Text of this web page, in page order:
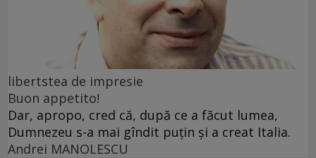
libertstea de impresie
Buon appetito!
Dar, apropo, cred că, după ce a făcut lumea,
Dumnezeu s-a mai gîndit puțin și a creat Italia.
Andrei MANOLESCU